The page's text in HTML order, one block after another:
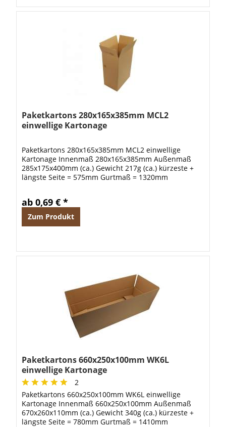
Paketkartons 280x165x385mm MCL2
einwellige Kartonage
Paketkartons 280x165x385mm MCL2 einwellige
Kartonage Innenmaß 280x165x385mm Außenmaß
285x175x400mm (ca.) Gewicht 217g (ca.) kürzeste +
längste Seite = 575mm Gurtmaß = 1320mm
ab 0,69 € *
Zum Produkt
Paketkartons 660x250x100mm WK6L
einwellige Kartonage
2
Paketkartons 660x250x100mm WK6L einwellige
Kartonage Innenmaß 660x250x100mm Außenmaß
670x260x110mm (ca.) Gewicht 340g (ca.) kürzeste +
längste Seite = 780mm Gurtmaß = 1410mm